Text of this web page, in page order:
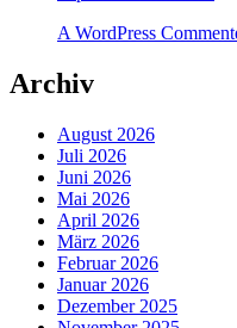
A WordPress
Archiv
August 2026
Juli 2026
Juni 2026
Mai 2026
April 2026
März 2026
Februar 2026
Januar 2026
Dezember 2025